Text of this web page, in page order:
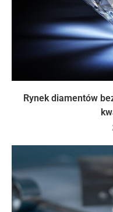
Rynek diamentów